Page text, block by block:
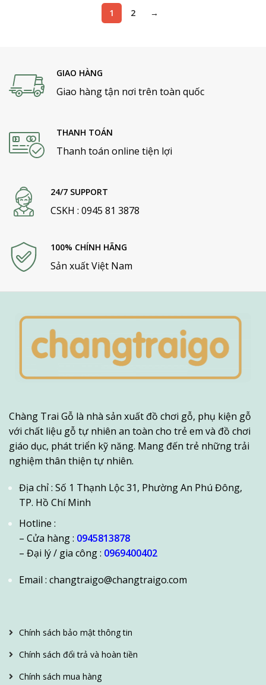
1 2 →
GIAO HÀNG
Giao hàng tận nơi trên toàn quốc
THANH TOÁN
Thanh toán online tiện lợi
24/7 SUPPORT
CSKH : 0945 81 3878
100% CHÍNH HÃNG
Sản xuất Việt Nam
Chàng Trai Gỗ là nhà sản xuất đồ chơi gỗ, phụ kiện gỗ
với chất liệu gỗ tự nhiên an toàn cho trẻ em và đồ chơi
giáo dục, phát triển kỹ năng. Mang đến trẻ những trải
nghiệm thân thiện tự nhiên.
Địa chỉ : Số 1 Thạnh Lộc 31, Phường An Phú Đông,
TP. Hồ Chí Minh
Hotline :
– Cửa hàng : 0945813878
– Đại lý / gia công : 0969400402
Email : changtraigo@changtraigo.com
Chính sách bảo mật thông tin
Chính sách đổi trả và hoàn tiền
Chính sách mua hàng